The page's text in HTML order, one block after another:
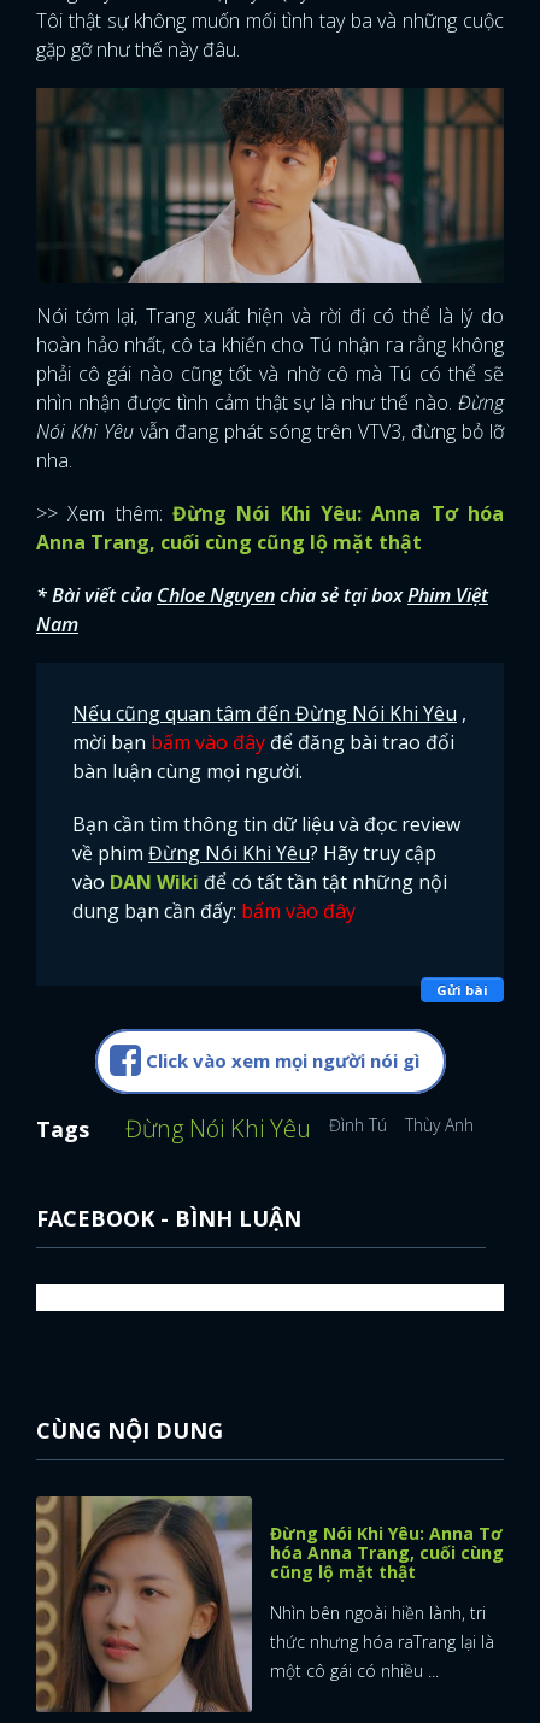
Tôi thật sự không muốn mối tình tay ba và những cuộc
gặp gỡ như thế này đâu.
Nói tóm lại, Trang xuất hiện và rời đi có thể là lý do
hoàn hảo nhất, cô ta khiến cho Tú nhận ra rằng không
phải cô gái nào cũng tốt và nhờ cô mà Tú có thể sẽ
nhìn nhận được tình cảm thật sự là như thế nào. Đừng
Nói Khi Yêu vẫn đang phát sóng trên VTV3, đừng bỏ lỡ
nha.
>> Xem thêm: Đừng Nói Khi Yêu: Anna Tơ hóa
Anna Trang, cuối cùng cũng lộ mặt thật
* Bài viết của Chloe Nguyenchia sẻ tại boxPhim Việt
Nam
Nếu cũng quan tâm đến Đừng Nói Khi Yêu ,
mời bạn bấm vào đây để đăng bài trao đổi
bàn luận cùng mọi người.
Bạn cần tìm thông tin dữ liệu và đọc review
về phim Đừng Nói Khi Yêu? Hãy truy cập
vào DAN Wiki để có tất tần tật những nội
dung bạn cần đấy: bấm vào đây
Gửi bài
Click vào xem mọi người nói gì
Tags Đừng Nói Khi Yêu Đình Tú Thùy Anh
FACEBOOK - BÌNH LUẬN
CÙNG NỘI DUNG
Đừng Nói Khi Yêu: Anna Tơ
hóa Anna Trang, cuối cùng
cũng lộ mặt thật
Nhìn bên ngoài hiền lành, tri
thức nhưng hóa raTrang lại là
một cô gái có nhiều ...